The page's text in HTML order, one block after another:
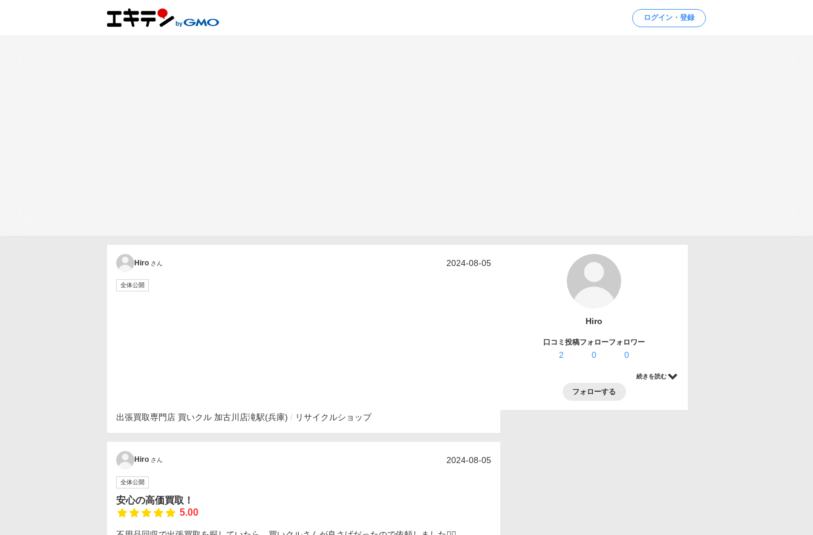
ログイン・登録
Hiro さん 2024-08-05
全体公開
出張買取専門店 買いクル 加古川店滝駅(兵庫) リサイクルショップ
Hiro さん 2024-08-05
全体公開
安心の高価買取！
5.00
Hiro
口コミ投稿
2
フォロー
0
フォロワー
0
続きを読む
フォローする